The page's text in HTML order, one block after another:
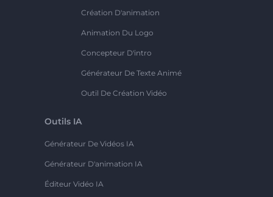
Création D'animation
Animation Du Logo
Concepteur D'intro
Générateur De Texte Animé
Outil De Création Vidéo
Outils IA
Générateur De Vidéos IA
Générateur D'animation IA
Éditeur Vidéo IA